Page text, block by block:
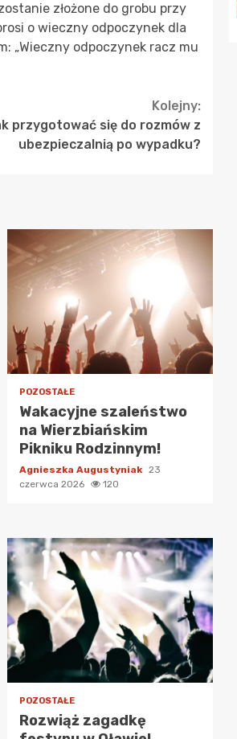
złożone do grobu przy
o wieczny odpoczynek dla
„Wieczny odpoczynek racz mu
Kolejny:
przygotować się do rozmów z
ubezpieczalnią po wypadku?
POZOSTAŁE
Wakacyjne szaleństwo
na Wierzbiańskim
Pikniku Rodzinnym!
Agnieszka Augustyniak 23
czerwca 2026
120
POZOSTAŁE
Rozwiąż zagadkę